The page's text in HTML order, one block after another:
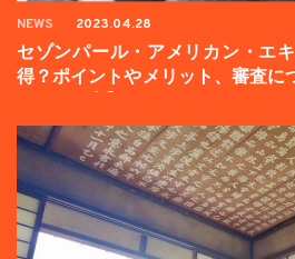
NEWS 2023.04.28
セゾンパール・アメリカン・エ
得？ポイントやメリット、審査に